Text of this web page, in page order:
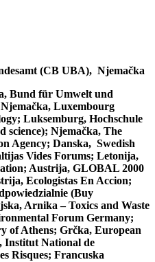
(CB UBA), Njemačka
Bund für Umwelt und
Luxembourg
Luksemburg, Hochschule
science); Njemačka, The
Agency; Danska, Swedish
Vides Forums; Letonija,
Austrija, GLOBAL 2000
Ecologistas En Accion;
(Buy
Arnika – Toxics and Waste
Forum Germany;
of Athens; Grčka, European
Institut National de
Risques; Francuska